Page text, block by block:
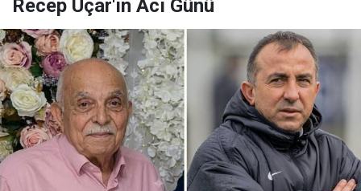
Recep Uçar'ın Acı Günü